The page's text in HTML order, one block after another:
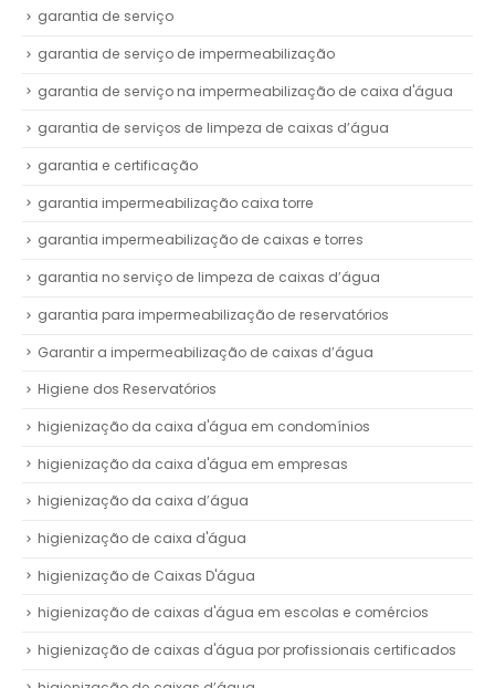
garantia de serviço
garantia de serviço de impermeabilização
garantia de serviço na impermeabilização de caixa d'água
garantia de serviços de limpeza de caixas d’água
garantia e certificação
garantia impermeabilização caixa torre
garantia impermeabilização de caixas e torres
garantia no serviço de limpeza de caixas d’água
garantia para impermeabilização de reservatórios
Garantir a impermeabilização de caixas d’água
Higiene dos Reservatórios
higienização da caixa d'água em condomínios
higienização da caixa d'água em empresas
higienização da caixa d’água
higienização de caixa d'água
higienização de Caixas D'água
higienização de caixas d'água em escolas e comércios
higienização de caixas d'água por profissionais certificados